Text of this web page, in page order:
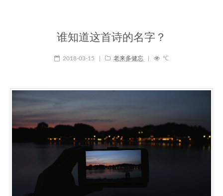
谁知道这首诗的名字？
2018-03-15 老来多健忘 ℃